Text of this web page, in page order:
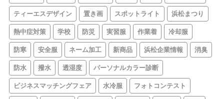
ティーエスデザイン 置き画 スポットライト 浜松まつり
熱中症対策 学校 防災 実習服 作業着 冷却服
防寒 安全服 ネーム加工 新商品 浜松企業情報 消臭
防水 撥水 透湿度 パーソナルカラー診断
ビジネスマッチングフェア 水冷服 フォトコンテスト